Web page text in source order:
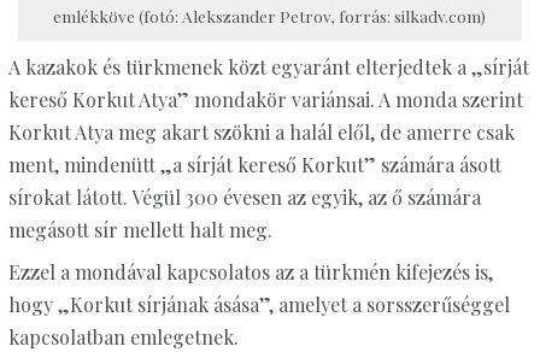
emlékköve (fotó: Alekszander Petrov, forrás: silkadv.com)
A kazakok és türkmenek közt egyaránt elterjedtek a „sírját
kereső Korkut Atya” mondakör variánsai. A monda szerint
Korkut Atya meg akart szökni a halál elől, de amerre csak
ment, mindenütt „a sírját kereső Korkut” számára ásott
sírokat látott. Végül 300 évesen az egyik, az ő számára
megásott sír mellett halt meg.
Ezzel a mondával kapcsolatos az a türkmén kifejezés is,
hogy „Korkut sírjának ásása”, amelyet a sorsszerűséggel
kapcsolatban emlegetnek.